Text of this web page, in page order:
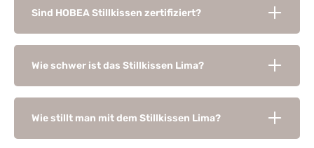
Sind HOBEA Stillkissen zertifiziert?
Wie schwer ist das Stillkissen Lima?
Wie stillt man mit dem Stillkissen Lima?